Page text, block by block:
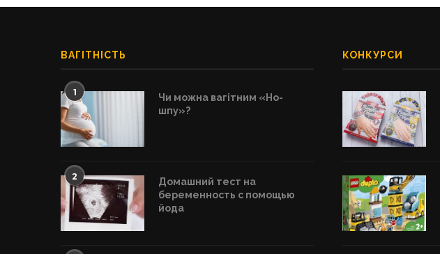
ВАГІТНІСТЬ
1
Чи можна вагітним «Но-
шпу»?
2
Домашний тест на
беременность с помощью
йода
КОНКУРСИ